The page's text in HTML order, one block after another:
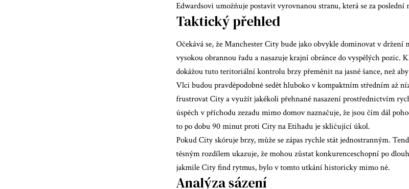
Edwardsovi umožňuje postavit vyrovnanou stranu, která se za poslední
Taktický přehled
Očekává se, že Manchester City bude jako obvykle dominovat v držení
vysokou obrannou řadu a nasazuje krajní obránce do vyspělých pozic.
dokážou tuto teritoriální kontrolu brzy přeměnit na jasné šance, než
Vlci budou pravděpodobně sedět hluboko v kompaktním středním až
frustrovat City a využít jakékoli přehnané nasazení prostřednictvím
úspěch v příchodu zezadu mimo domov naznačuje, že jsou čím dál
to po dobu 90 minut proti City na Etihadu je skličující úkol.
Pokud City skóruje brzy, může se zápas rychle stát jednostranným.
těsným rozdílem ukazuje, že mohou zůstat konkurenceschopní po
jakmile City find rytmus, bylo v tomto utkání historicky mimo ně.
Analýza sázení